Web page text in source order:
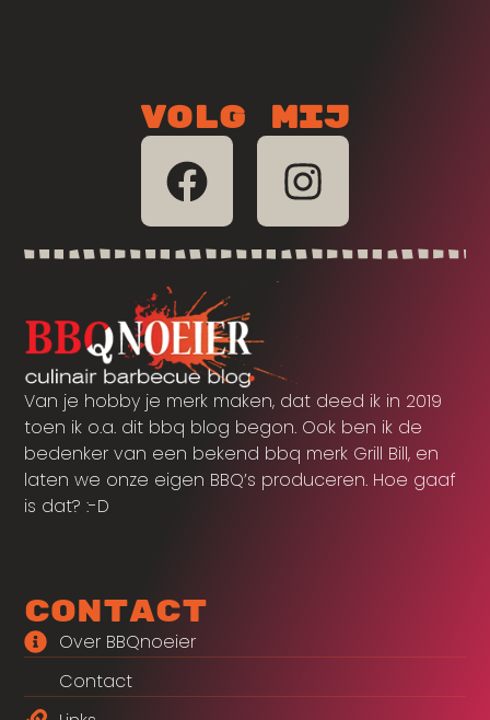
Volg mij
Van je hobby je merk maken, dat deed ik in 2019
toen ik o.a. dit bbq blog begon. Ook ben ik de
bedenker van een bekend bbq merk Grill Bill, en
laten we onze eigen BBQ’s produceren. Hoe gaaf
is dat? :-D
Contact
Over BBQnoeier
Contact